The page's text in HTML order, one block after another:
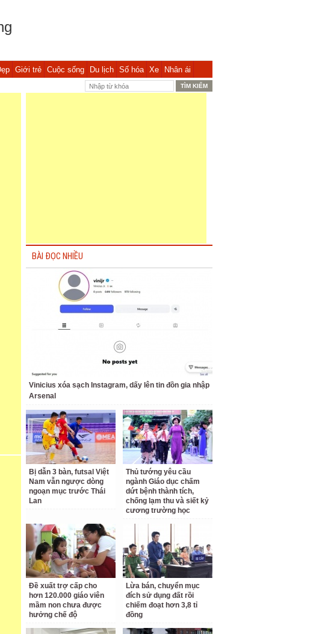
Giới trẻ Cuộc sống Du lịch Số hóa Xe Nhân ái
BÀI ĐỌC NHIỀU
Vinicius xóa sạch Instagram, dấy lên tin đồn gia nhập
Arsenal
Bị dẫn 3 bàn, futsal Việt
Nam vẫn ngược dòng
ngoạn mục trước Thái
Lan
Thủ tướng yêu cầu
ngành Giáo dục chấm
dứt bệnh thành tích,
chống lạm thu và siết kỷ
cương trường học
Đề xuất trợ cấp cho
hơn 120.000 giáo viên
mầm non chưa được
hưởng chế độ
Lừa bán, chuyển mục
đích sử dụng đất rồi
chiếm đoạt hơn 3,8 tỉ
đồng